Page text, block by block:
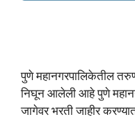
पुणे महानगरपालिकेतील
निघून आलेली आहे पुणे
जागेवर भरती जाहीर